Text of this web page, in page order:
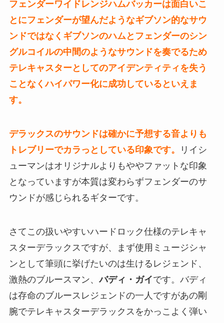
フェンダーワイドレンジハムバッカーは面白いこ
とにフェンダーが望んだようなギブソン的なサウ
ンドではなくギブソンのハムとフェンダーのシン
グルコイルの中間のようなサウンドを奏でるため
テレキャスターとしてのアイデンティティを失う
ことなくハイパワー化に成功しているといえま
す。
デラックスのサウンドは確かに予想する音よりも
トレブリーでカラっとしている印象です。
リイシ
ューマンはオリジナルよりもややファットな印象
となっていますが本質は変わらずフェンダーのサ
ウンドが感じられるギターです。
さてこの扱いやすいハードロック仕様のテレキャ
スターデラックスですが、まず使用ミュージシャ
ンとして筆頭に挙げたいのは生けるレジェンド、
激熱のブルースマン、バディ・ガイです。バディ
は存命のブルースレジェンドの一人ですがあの剛
腕でテレキャスターデラックスをかっこよく弾い